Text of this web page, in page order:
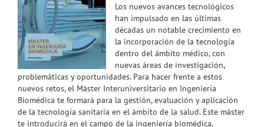
Los nuevos avances tecnológicos
han impulsado en las últimas
décadas un notable crecimiento en
la incorporación de la tecnología
dentro del ámbito médico, con
nuevas áreas de investigación,
problemáticas y oportunidades. Para hacer frente a estos
nuevos retos, el Máster Interuniversitario en Ingeniería
Biomédica te formará para la gestión, evaluación y aplicación
de la tecnología sanitaria en el ámbito de la salud. Este máster
te introducirá en el campo de la ingeniería biomédica,